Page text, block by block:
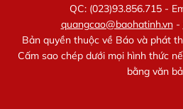
QC: (023)93.856.715 -
quangcao@baohatinh.vn-
Bản quyền thuộc về Báo và phát
Cấm sao chép dưới mọi hình thức
bằng văn